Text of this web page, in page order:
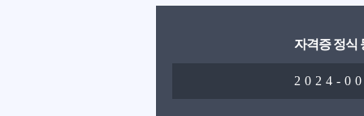
자격증 정식
2024-